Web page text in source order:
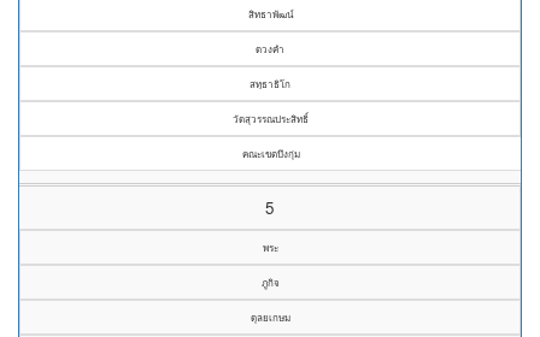
สิทธาพัฒน์
ดวงคำ
สทฺธาธิโก
วัดสุวรรณประสิทธิ์
คณะเขตบึงกุ่ม
5
พระ
ภูกิจ
ดุลยเกษม